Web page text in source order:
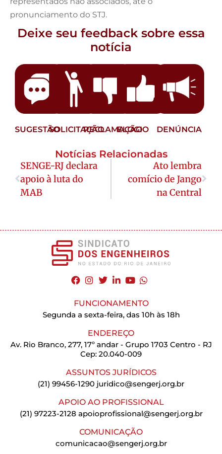
pronunciamento do STJ.
Deixe seu feedback sobre essa
notícia
SUGESTÃOSOLICITAÇÃORECLAMAÇÃO
ELOGIO DENÚNCIA
Notícias Relacionadas
SENGE-RJ declara
apoio à luta do
MAB
Ato lembra
comício de Jango
na Central
FUNCIONAMENTO
Segunda a sexta-feira, das 10h às 18h
ENDEREÇO
Av. Rio Branco, 277, 17º andar - Grupo 1703 Centro - RJ
Cep: 20.040-009
ASSUNTOS JURÍDICOS
(21) 99456-1290 juridico@sengerj.org.br
APOIO AO PROFISSIONAL
(21) 97223-2128 apoioprofissional@sengerj.org.br
COMUNICAÇÃO
comunicacao@sengerj.org.br